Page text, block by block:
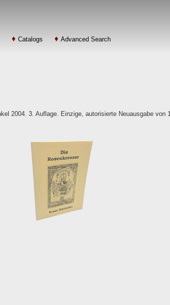
Catalogs Advanced Search
2004. 3. Auflage. Einzige, autorisierte Neuausgabe von